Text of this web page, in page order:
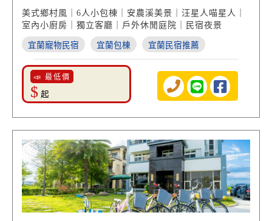
家】
美式鄉村風｜6人小包棟｜安農溪美景｜汪星人喵星人｜
室內小廚房｜獨立客廳｜戶外休閒庭院｜民宿夜景
宜蘭寵物民宿 宜蘭包棟 宜蘭民宿推薦
📣 最低價
$ 起